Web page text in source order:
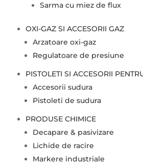
Sarma cu miez de flux
OXI-GAZ SI ACCESORII GAZ
Arzatoare oxi-gaz
Regulatoare de presiune
PISTOLETI SI ACCESORII
Accesorii sudura
Pistoleti de sudura
PRODUSE CHIMICE
Decapare & pasivizare
Lichide de racire
Markere industriale